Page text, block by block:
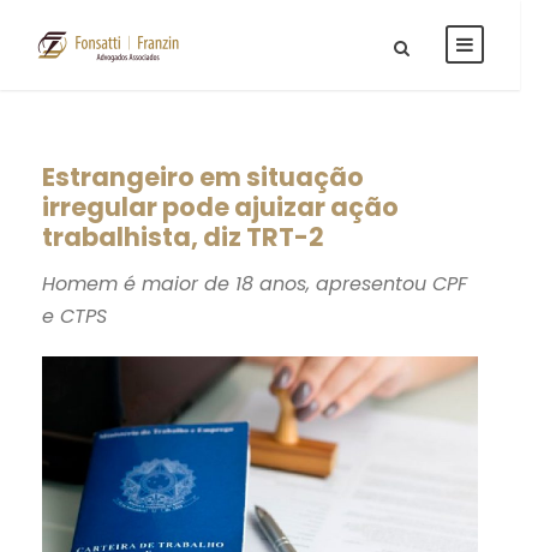
Estrangeiro em situação
irregular pode ajuizar ação
trabalhista, diz TRT-2
Homem é maior de 18 anos, apresentou CPF
e CTPS